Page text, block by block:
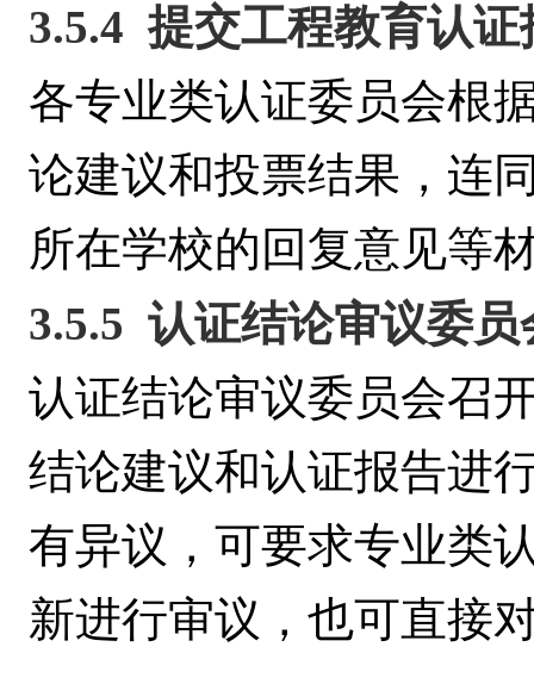
3.5.4 提交工程教育认
各专业类认证委员会根
论建议和投票结果，连
所在学校的回复意见等
3.5.5 认证结论审议委
认证结论审议委员会召
结论建议和认证报告进
有异议，可要求专业类
新进行审议，也可直接